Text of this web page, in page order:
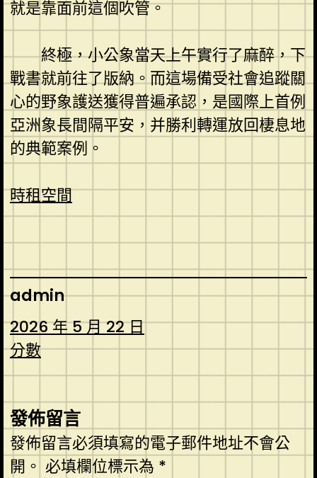
就是靠面前這個吹管。
終極，小公象當天上午實行了麻醉，下
戰書就前往了版納。而這場備受社會追蹤關
心的野象護送獲得普遍承認，是國際上首例
亞洲象長間隔平安，并勝利轉運放回棲息地
的典範案例。
時租空間
admin
2026 年 5 月 22 日
分數
發佈留言
發佈留言必須填寫的電子郵件地址不會公
開。 必填欄位標示為 *